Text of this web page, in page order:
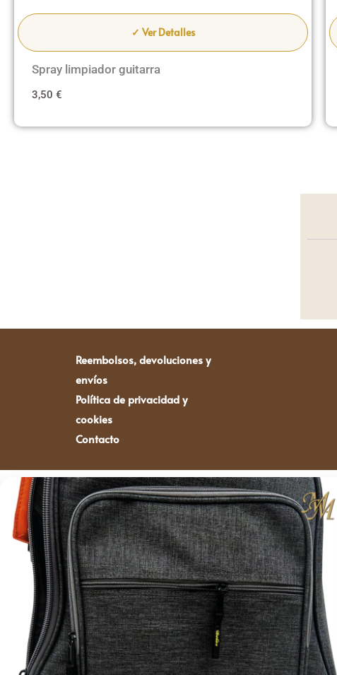
✓ Ver Detalles
Spray limpiador guitarra
3,50€
Reembolsos, devoluciones y
envíos
Política de privacidad y
cookies
Contacto